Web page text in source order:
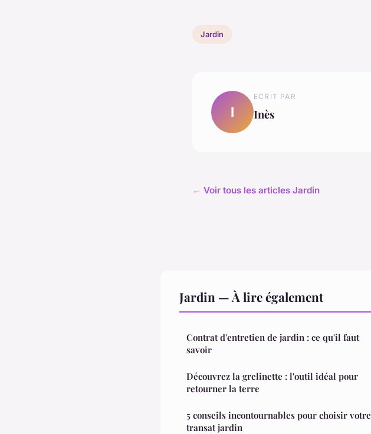
Jardin
I
ECRIT PAR
Inès
← Voir tous les articles Jardin
Jardin — À lire également
Contrat d'entretien de jardin : ce qu'il faut
savoir
Découvrez la grelinette : l'outil idéal pour
retourner la terre
5 conseils incontournables pour choisir votre
transat jardin